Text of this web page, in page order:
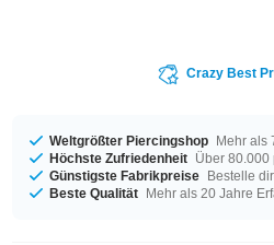
Crazy Best
Weltgrößter Piercingshop Mehr als
Höchste Zufriedenheit Über 80.000
Günstigste Fabrikpreise Bestelle
Beste Qualität Mehr als 20 Jahre